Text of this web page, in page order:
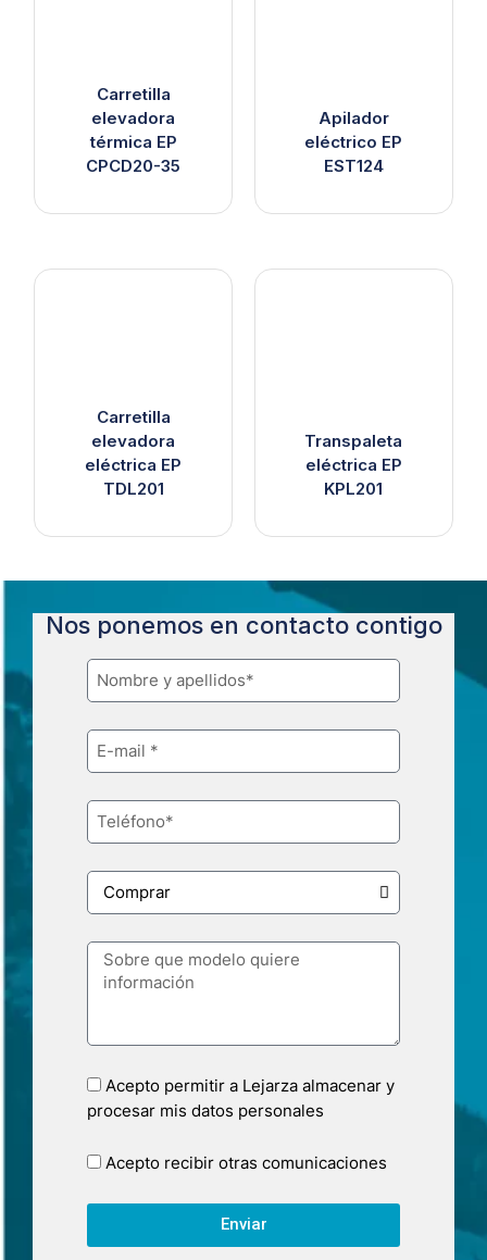
Carretilla
elevadora
térmica EP
CPCD20-35
Apilador
eléctrico EP
EST124
Carretilla
elevadora
eléctrica EP
TDL201
Transpaleta
eléctrica EP
KPL201
Nos ponemos en contacto contigo
Acepto permitir a Lejarza almacenar y
procesar mis datos personales
Acepto recibir otras comunicaciones
Enviar